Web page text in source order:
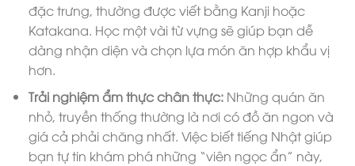
đặc trưng, thường được viết bằng Kanji hoặc
Katakana. Học một vài từ vựng sẽ giúp bạn dễ
dàng nhận diện và chọn lựa món ăn hợp khẩu vị
hơn.
Trải nghiệm ẩm thực chân thực:Những quán ăn
nhỏ, truyền thống thường là nơi có đồ ăn ngon và
giá cả phải chăng nhất. Việc biết tiếng Nhật giúp
bạn tự tin khám phá những “viên ngọc ẩn” này,